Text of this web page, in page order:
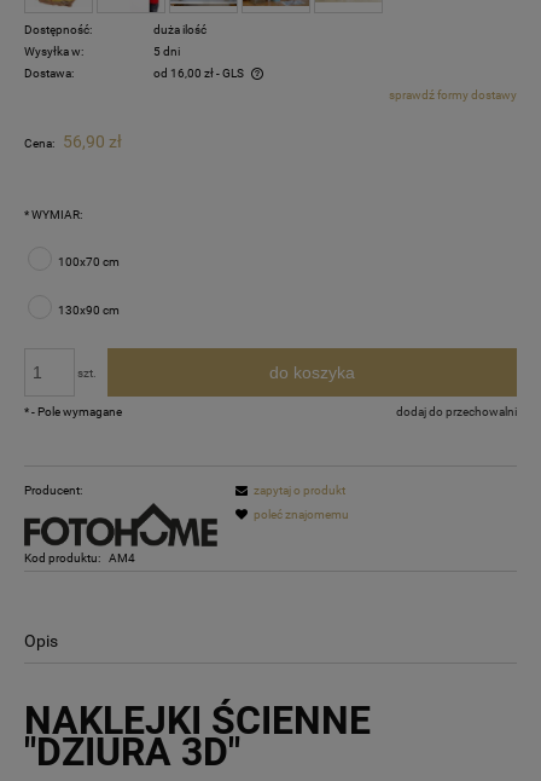
Dostępność:
duża ilość
Wysyłka w:
5 dni
Dostawa:
od 16,00 zł- GLS
Cena nie zawiera ewentualnych kosztów płatnościsprawdź formy dostawy
Cena: 56,90 zł
*WYMIAR:
100x70 cm
130x90 cm
szt. do koszyka
dodaj do przechowalni
*- Pole wymagane
Producent:
Kod produktu: AM4
zapytaj o produkt
poleć znajomemu
Opis
NAKLEJKI ŚCIENNE
"DZIURA 3D"